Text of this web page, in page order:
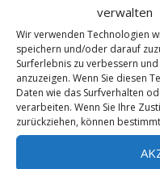
verwalten
Wir verwenden Technologien
speichern und/oder darauf
Surferlebnis zu verbessern
anzuzeigen. Wenn Sie diesen
Daten wie das Surfverhalten
verarbeiten. Wenn Sie Ihre
zurückziehen, können
Diese Website
Spam zu